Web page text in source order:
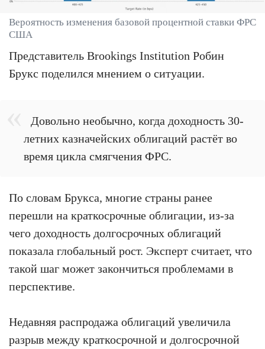
Вероятность изменения базовой процентной ставки ФРС
США
Представитель Brookings Institution Робин
Брукс поделился мнением о ситуации.
Довольно необычно, когда доходность 30-
летних казначейских облигаций растёт во
время цикла смягчения ФРС.
По словам Брукса, многие страны ранее
перешли на краткосрочные облигации, из-за
чего доходность долгосрочных облигаций
показала глобальный рост. Эксперт считает, что
такой шаг может закончиться проблемами в
перспективе.
Недавняя распродажа облигаций увеличила
разрыв между краткосрочной и долгосрочной